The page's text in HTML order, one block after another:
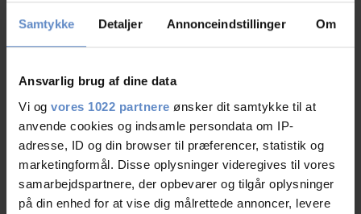
Samtykke Detaljer Annonceindstillinger Om
Ansvarlig brug af dine data
Vi og vores 1022 partnere ønsker dit samtykke til at
anvende cookies og indsamle persondata om IP-
adresse, ID og din browser til præferencer, statistik og
marketingformål. Disse oplysninger videregives til vores
samarbejdspartnere, der opbevarer og tilgår oplysninger
på din enhed for at vise dig målrettede annoncer, levere
03.Aug.2026
9,50 ud af 10
Elise
Familie med børn, DK